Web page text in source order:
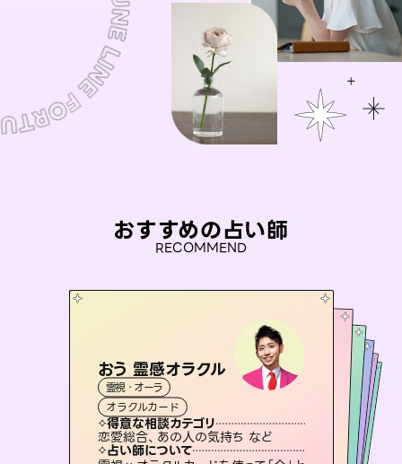
おすすめの占い師
RECOMMEND
おう 霊感オラクル
霊視・オーラ
オラクルカード
得意な相談カテゴリ
恋愛総合、あの人の気持ち など
占い師について
桃源珠羽（とうげんみう
霊視・オーラ
スピリチュアル・リーディング
得意な相談カテゴリ
片想い、あの人の気持ち、復縁 など
占い師について
セラピスト理恵
霊視・オーラ
スピリチュアル・リーディング
得意な相談カテゴリ
片想い、二人の未来、年の差 など
占い師について
未来視師＊花
霊視・オーラ
スピリチュアル・リーディング
得意な相談カテゴリ
出逢い、片想い、復縁 など
占い師について
アイリス -iris-
ルーン
得意な相談カテゴリ
恋愛総合、片想い、二人の未来 など
占い師について
霊視・オーラ
スピリチュアル・リーディング
得意な相談カテゴリ
片想い、あの人の気持ち、復縁 など